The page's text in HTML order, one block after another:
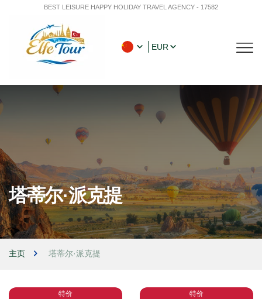
BEST LEISURE HAPPY HOLIDAY TRAVEL AGENCY - 17582
EUR
塔蒂尔·派克提
主页 塔蒂尔·派克提
特价 特价